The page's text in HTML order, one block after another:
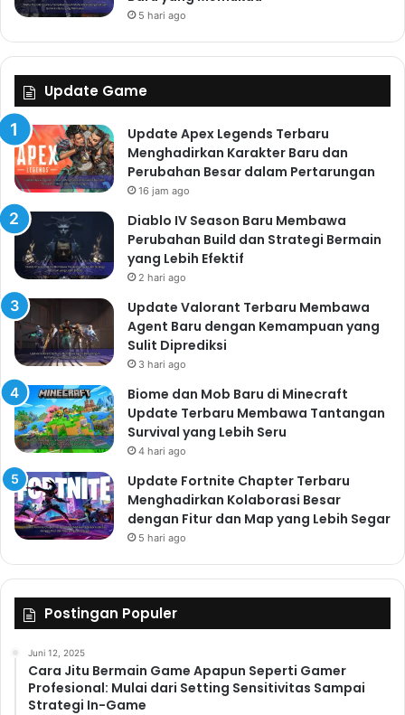
5 hari ago
Update Game
Update Apex Legends Terbaru
Menghadirkan Karakter Baru dan
Perubahan Besar dalam Pertarungan
16 jam ago
Diablo IV Season Baru Membawa
Perubahan Build dan Strategi Bermain
yang Lebih Efektif
2 hari ago
Update Valorant Terbaru Membawa
Agent Baru dengan Kemampuan yang
Sulit Diprediksi
3 hari ago
Biome dan Mob Baru di Minecraft
Update Terbaru Membawa Tantangan
Survival yang Lebih Seru
4 hari ago
Update Fortnite Chapter Terbaru
Menghadirkan Kolaborasi Besar
dengan Fitur dan Map yang Lebih Segar
5 hari ago
Postingan Populer
Juni 12, 2025
Cara Jitu Bermain Game Apapun Seperti Gamer
Profesional: Mulai dari Setting Sensitivitas Sampai
Strategi In-Game